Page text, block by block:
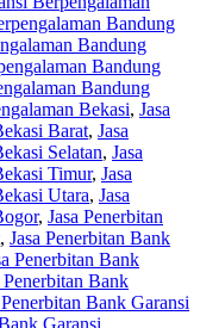
Bandung
Bandung
Bandung
Bandung
Bekasi, Jasa
Barat, Jasa
Selatan, Jasa
Timur, Jasa
Utara, Jasa
, Jasa Penerbitan
, Jasa Penerbitan Bank
Penerbitan Bank
Penerbitan Bank
Penerbitan Bank Garansi
Garansi